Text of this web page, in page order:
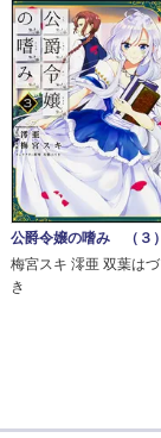
公爵令嬢の嗜み （３）
梅宮スキ 澪亜 双葉はづ
き